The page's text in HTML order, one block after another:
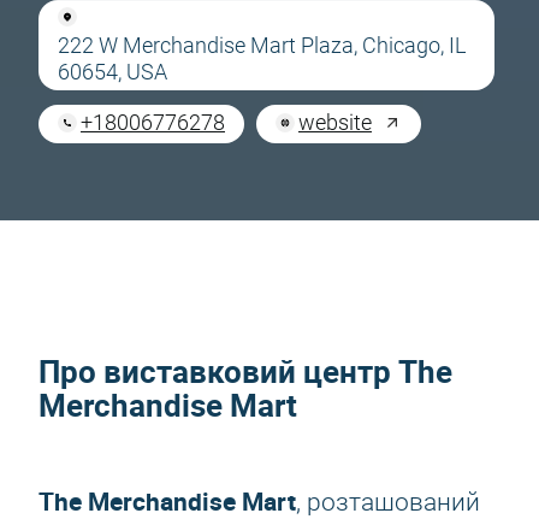
222 W Merchandise Mart Plaza, Chicago, IL
60654, USA
+18006776278
website
Про виставковий центр The
Merchandise Mart
The Merchandise Mart, розташований